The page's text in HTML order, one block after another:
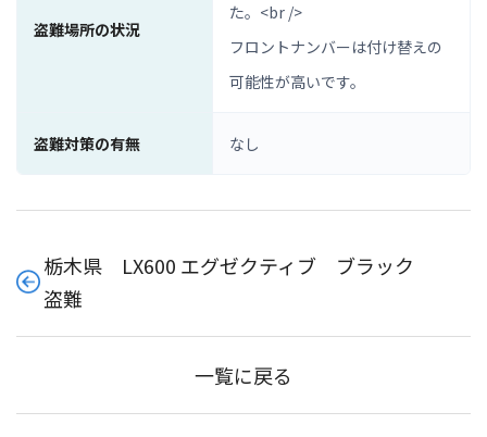
盗難場所の状況
た。<br />
フロントナンバーは付け替えの
可能性が高いです。
盗難対策の有無 なし
栃木県 LX600 エグゼクティブ ブラック
盗難
一覧に戻る